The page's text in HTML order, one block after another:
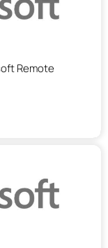
Remote